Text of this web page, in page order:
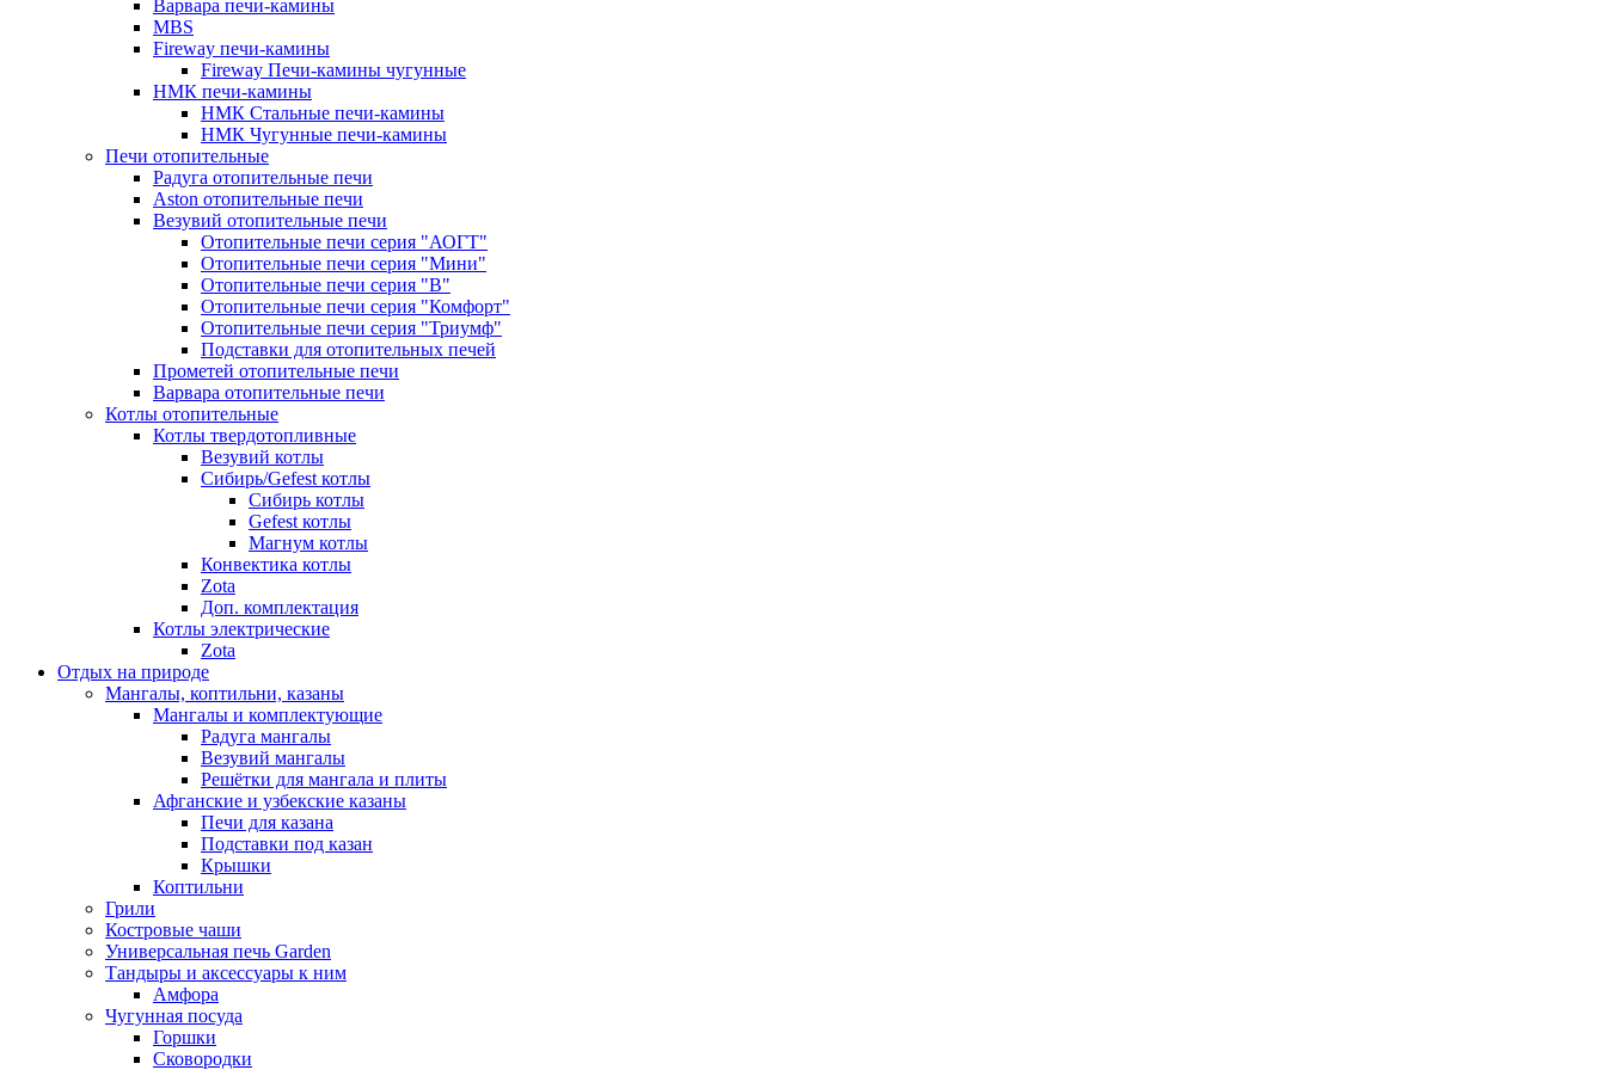
Варвара печи-камины
MBS
Fireway печи-камины
Fireway Печи-камины чугунные
НМК печи-камины
НМК Стальные печи-камины
НМК Чугунные печи-камины
Печи отопительные
Радуга отопительные печи
Aston отопительные печи
Везувий отопительные печи
Отопительные печи серия "АОГТ"
Отопительные печи серия "Мини"
Отопительные печи серия "В"
Отопительные печи серия "Комфорт"
Отопительные печи серия "Триумф"
Подставки для отопительных печей
Прометей отопительные печи
Варвара отопительные печи
Котлы отопительные
Котлы твердотопливные
Везувий котлы
Сибирь/Gefest котлы
Сибирь котлы
Gefest котлы
Магнум котлы
Конвектика котлы
Zota
Доп. комплектация
Котлы электрические
Zota
Отдых на природе
Мангалы, коптильни, казаны
Мангалы и комплектующие
Радуга мангалы
Везувий мангалы
Решётки для мангала и плиты
Афганские и узбекские казаны
Печи для казана
Подставки под казан
Крышки
Коптильни
Грили
Костровые чаши
Универсальная печь Garden
Тандыры и аксессуары к ним
Амфора
Чугунная посуда
Горшки
Сковородки